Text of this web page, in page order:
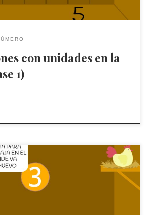
con unidades en la
1)
toca la recta para colocar la paja en el